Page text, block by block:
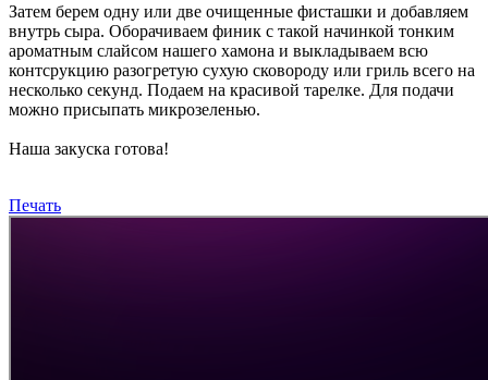
Затем берем одну или две очищенные фисташки и добавляем
внутрь сыра. Оборачиваем финик с такой начинкой тонким
ароматным слайсом нашего хамона и выкладываем всю
контсрукцию разогретую сухую сковороду или гриль всего на
несколько секунд. Подаем на красивой тарелке. Для подачи
можно присыпать микрозеленью.
Наша закуска готова!
Печать